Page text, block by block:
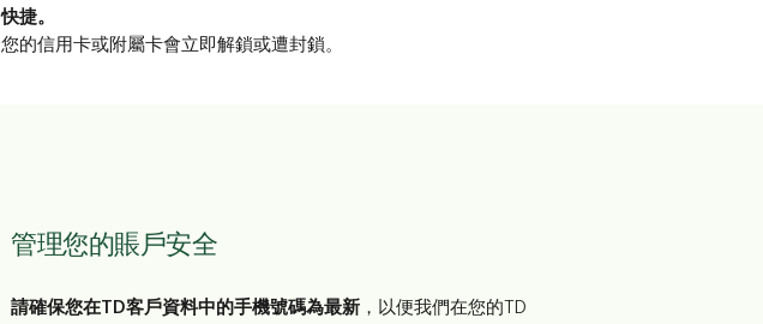
快捷。
您的信用卡或附屬卡會立即解鎖或遭封鎖。
管理您的賬戶安全
請確保您在TD客戶資料中的手機號碼為最新 ，以便我們在您的TD